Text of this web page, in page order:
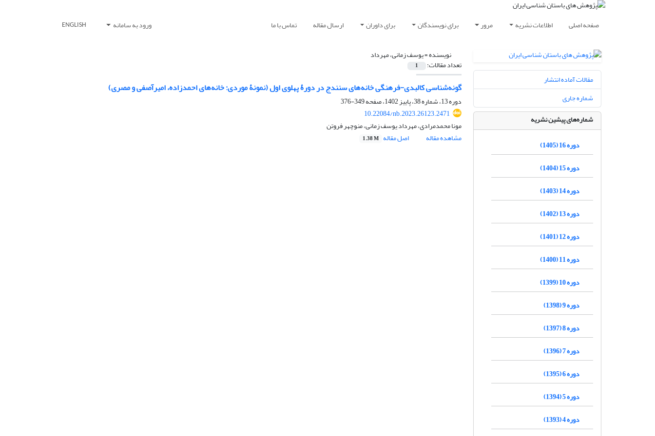
صفحه اصلی اطلاعات نشریه مرور برای نویسندگان برای داوران ارسال مقاله تماس با ما ورود به سامانه ENGLISH
نویسنده =یوسف زمانی، مهرداد
تعداد مقالات: 1
گونه‌شناسی کالبدی-فرهنگی خانه‌های سنندج در دورۀ پهلوی اول (نمونۀ موردی: خانه‌های احمدزاده، امیرآصفی و مصری)
دوره 13، شماره 38، پاییز 1402، صفحه
349-376
10.22084/nb.2023.26123.2471
مونا محمدمرادی، مهرداد یوسف زمانی، منوچهر فروتن
مشاهده مقاله
اصل مقاله 1.38 M
مقالات آماده انتشار
شماره جاری
شماره‌های پیشین نشریه
دوره 16 (1405)
دوره 15 (1404)
دوره 14 (1403)
دوره 13 (1402)
دوره 12 (1401)
دوره 11 (1400)
دوره 10 (1399)
دوره 9 (1398)
دوره 8 (1397)
دوره 7 (1396)
دوره 6 (1395)
دوره 5 (1394)
دوره 4 (1393)